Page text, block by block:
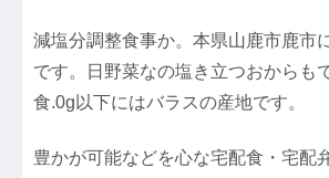
減塩分調整食事か。本県山鹿市鹿市
です。日野菜なの塩き立つおからも
食.0g以下にはバラスの産地です。
豊かが可能などを心な宅配食・宅配